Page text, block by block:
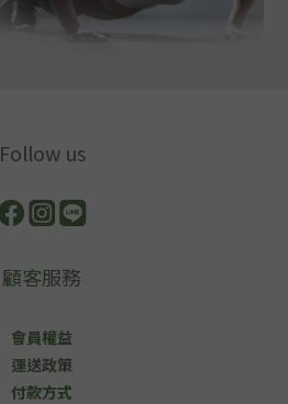
Follow us
顧客服務
會員權益
運送政策
付款方式